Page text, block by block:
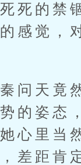
的禁
感觉，
天竟然
的姿态
心里当
差距肯